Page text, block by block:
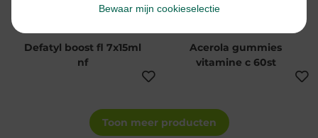
Defatyl boost fl 7x15ml
nf
Acerola gummies
vitamine c 60st
Toon meer producten
Bewaar mijn cookieselectie